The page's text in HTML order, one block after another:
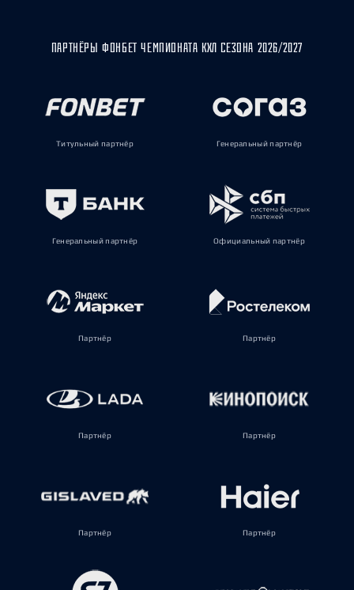
ПАРТНЁРЫ ФОНБЕТ ЧЕМПИОНАТА КХЛ СЕЗОНА 2026/2027
Титульный партнёр Генеральный партнёр
Генеральный партнёр Официальный партнёр
Партнёр Партнёр
Партнёр Партнёр
Партнёр Партнёр